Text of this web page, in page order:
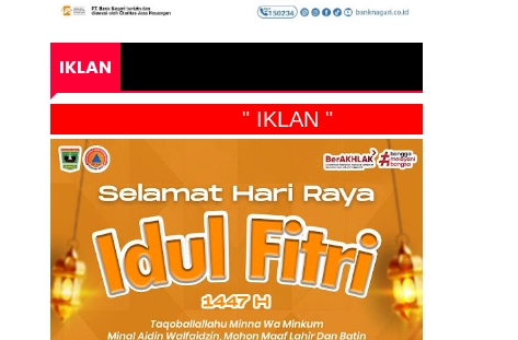
IKLAN
" IKLAN "